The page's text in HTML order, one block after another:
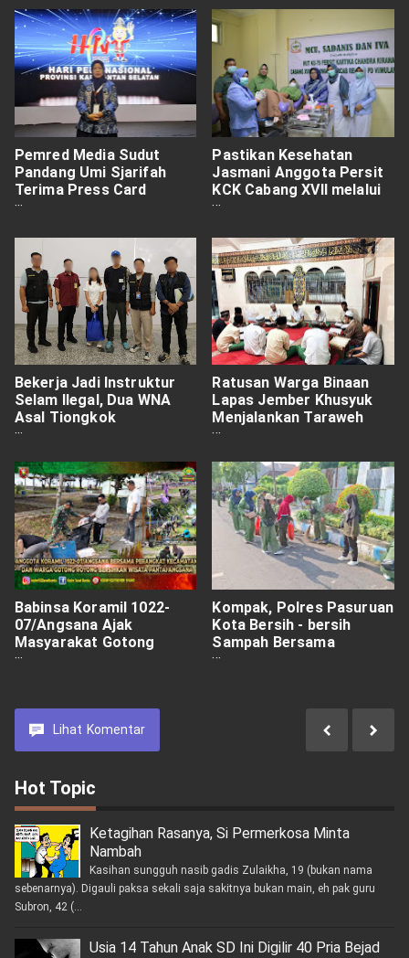
Pemred Media Sudut
Pandang Umi Sjarifah
Terima Press Card
Number One di HPN 2025
Pastikan Kesehatan
Jasmani Anggota Persit
KCK Cabang XVII melalui
Cek Kesehatan Secara
Bekerja Jadi Instruktur
Selam Ilegal, Dua WNA
Asal Tiongkok
Dideportasi
Ratusan Warga Binaan
Lapas Jember Khusyuk
Menjalankan Taraweh
Berjama'ah
Babinsa Koramil 1022-
07/Angsana Ajak
Masyarakat Gotong
Royong Bersihkan Pantai
Kompak, Polres Pasuruan
Kota Bersih - bersih
Sampah Bersama
Ratusan Pesilat dari
Lihat Komentar
Hot Topic
Ketagihan Rasanya, Si Permerkosa Minta
Nambah
Kasihan sungguh nasib gadis Zulaikha, 19 (bukan nama
sebenarnya). Digauli paksa sekali saja sakitnya bukan main, eh pak guru
Subron, 42 (...
Usia 14 Tahun Anak SD Ini Digilir 40 Pria Bejad